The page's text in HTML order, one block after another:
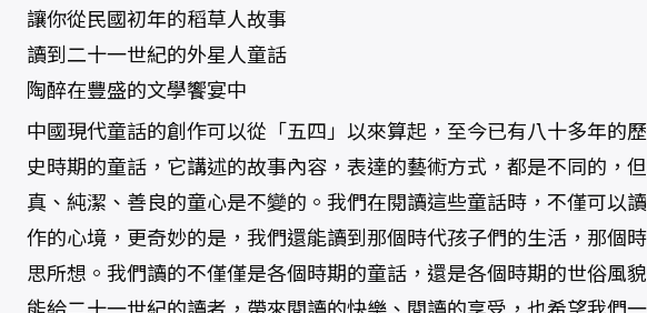
）
數
量
讓你從民國初年的稻草人故事
讀到二十一世紀的外星人童話
陶醉在豐盛的文學饗宴中
中國現代童話的創作可以從「五四」以來算起，至今已有八十多年的
史時期的童話，它講述的故事內容，表達的藝術方式，都是不同的，
真、純潔、善良的童心是不變的。我們在閱讀這些童話時，不僅可以
作的心境，更奇妙的是，我們還能讀到那個時代孩子們的生活，那個
思所想。我們讀的不僅僅是各個時期的童話，還是各個時期的世俗風